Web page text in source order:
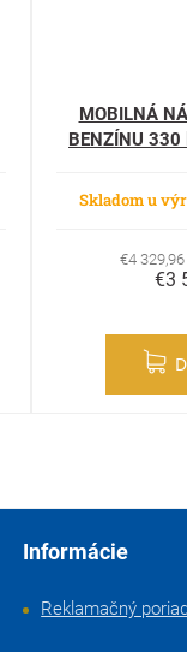
MOBILNÁ
BENZÍNU
Skladom u
€4
€3
Informácie
Reklamačný